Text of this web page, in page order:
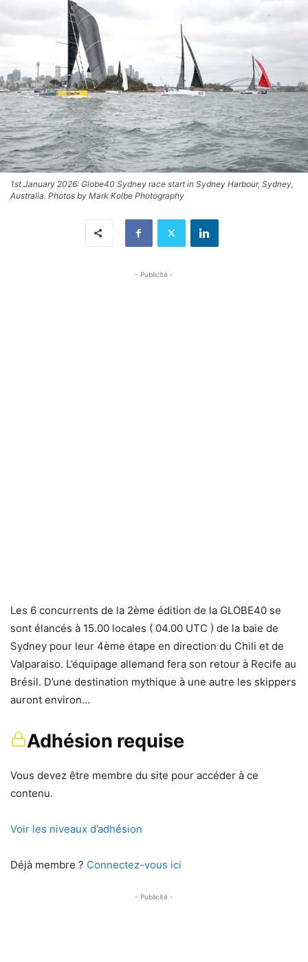
1st January 2026: Globe40 Sydney race start in Sydney Harbour, Sydney,
Australia. Photos by Mark Kolbe Photography
- Publicité -
Les 6 concurrents de la 2ème édition de la GLOBE40 se
sont élancés à 15.00 locales ( 04.00 UTC ) de la baie de
Sydney pour leur 4ème étape en direction du Chili et de
Valparaiso. L’équipage allemand fera son retour à Recife au
Brésil. D’une destination mythique à une autre les skippers
auront environ…
Adhésion requise
Vous devez être membre du site pour accéder à ce
contenu.
Voir les niveaux d’adhésion
Déjà membre ? Connectez-vous ici
- Publicité -